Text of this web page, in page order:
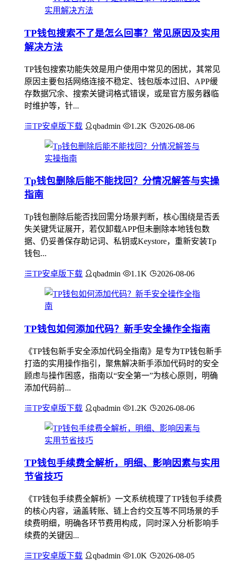
TP钱包搜索不了是怎么回事？常见原因及实用
解决方法
TP钱包搜索功能失效是用户使用中常见的困扰，其常见
原因主要包括网络连接不稳定、钱包版本过旧、APP缓
存数据冗余、搜索关键词格式错误，或是官方服务器临
时维护等，针...
TP安卓版下载 qbadmin 1.2K 2026-08-06
Tp钱包删除后能不能找回？分情况解答与实操
指南
Tp钱包删除后能否找回需分场景判断，核心围绕是否丢
失关键凭证展开，若仅卸载APP但未删除本地钱包数
据、仍妥善保存助记词、私钥或Keystore，重新安装Tp
钱包...
TP安卓版下载 qbadmin 1.1K 2026-08-06
TP钱包如何添加代码？新手安全操作全指南
《TP钱包新手安全添加代码全指南》是专为TP钱包新手
打造的实用操作指引，聚焦解决新手添加代码时的安全
顾虑与操作困惑，指南以“安全第一”为核心原则，明确
添加代码前...
TP安卓版下载 qbadmin 1.2K 2026-08-06
TP钱包手续费全解析，明细、影响因素与实用
节省技巧
《TP钱包手续费全解析》一文系统梳理了TP钱包手续费
的核心内容，涵盖转账、链上合约交互等不同场景的手
续费明细，明确各环节费用构成，同时深入分析影响手
续费的关键因...
TP安卓版下载 qbadmin 1.0K 2026-08-05